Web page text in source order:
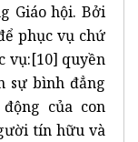
Giáo hội. Bởi
phục vụ chứ
vụ:[10] quyền
sự bình đẳng
của con
tín hữu và